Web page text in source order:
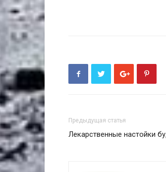
Предыдущая статья
Лекарственные настойки